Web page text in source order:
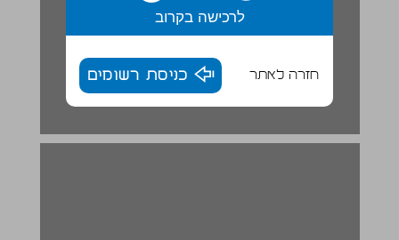
לרכישה בקרוב
חזרה לאתר כניסת רשומים
הַשָׁלֵם הוּא עַד 15 ... 29